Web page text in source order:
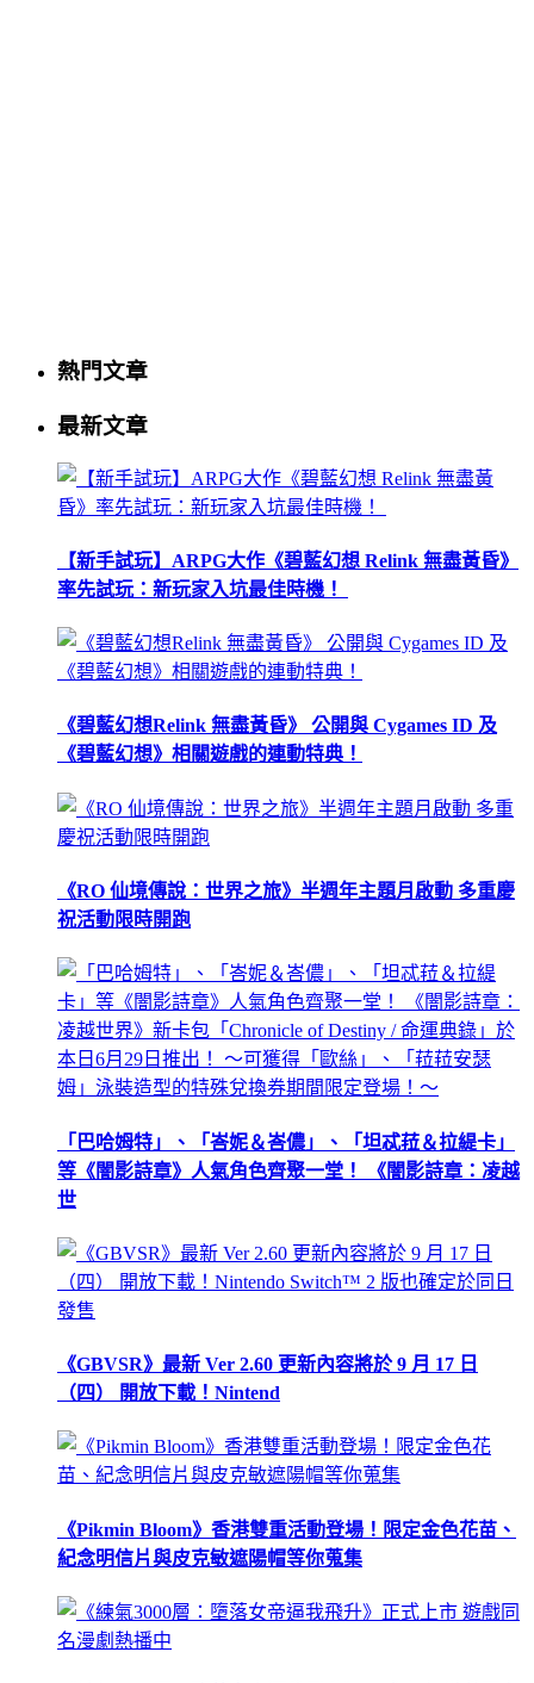
熱門文章
最新文章
【新手試玩】ARPG大作《碧藍幻想 Relink 無盡黃昏》
率先試玩：新玩家入坑最佳時機！
《碧藍幻想Relink 無盡黃昏》 公開與 Cygames ID 及
《碧藍幻想》相關遊戲的連動特典！
《RO 仙境傳說：世界之旅》半週年主題月啟動 多重慶
祝活動限時開跑
「巴哈姆特」、「峇妮＆峇儂」、「坦忒菈＆拉緹卡」
等《闇影詩章》人氣角色齊聚一堂！ 《闇影詩章：凌越
世
《GBVSR》最新 Ver 2.60 更新內容將於 9 月 17 日
（四） 開放下載！Nintend
《Pikmin Bloom》香港雙重活動登場！限定金色花苗、
紀念明信片與皮克敏遮陽帽等你蒐集